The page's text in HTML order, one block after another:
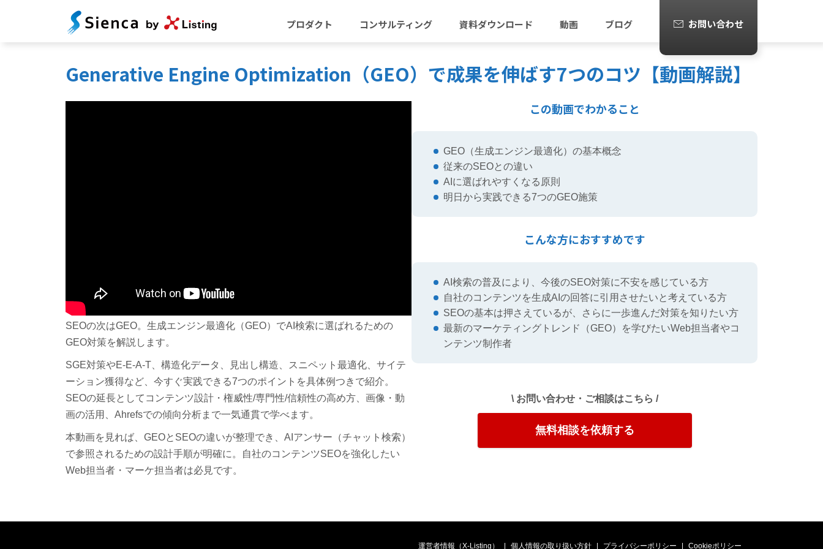
プロダクト コンサルティング 資料ダウンロード 動画 ブログ お問い合わせ
Generative Engine Optimization（GEO）で成果を伸ばす7つのコツ【動画解説】
SEOの次はGEO。生成エンジン最適化（GEO）でAI検索に選ばれるための
GEO対策を解説します。
SGE対策やE-E-A-T、構造化データ、見出し構造、スニペット最適化、サイテ
ーション獲得など、今すぐ実践できる7つのポイントを具体例つきで紹介。
SEOの延長としてコンテンツ設計・権威性/専門性/信頼性の高め方、画像・動
画の活用、Ahrefsでの傾向分析まで一気通貫で学べます。
本動画を見れば、GEOとSEOの違いが整理でき、AIアンサー（チャット検索）
で参照されるための設計手順が明確に。自社のコンテンツSEOを強化したい
Web担当者・マーケ担当者は必見です。
この動画でわかること
GEO（生成エンジン最適化）の基本概念
従来のSEOとの違い
AIに選ばれやすくなる原則
明日から実践できる7つのGEO施策
こんな方におすすめです
AI検索の普及により、今後のSEO対策に不安を感じている方
自社のコンテンツを生成AIの回答に引用させたいと考えている方
SEOの基本は押さえているが、さらに一歩進んだ対策を知りたい方
最新のマーケティングトレンド（GEO）を学びたいWeb担当者やコ
ンテンツ制作者
\ お問い合わせ・ご相談はこちら /
無料相談を依頼する
運営者情報（X-Listing） 個人情報の取り扱い方針 プライバシーポリシー Cookieポリシー